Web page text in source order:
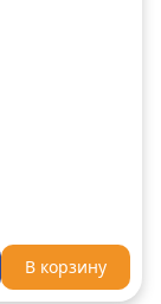
В корзину